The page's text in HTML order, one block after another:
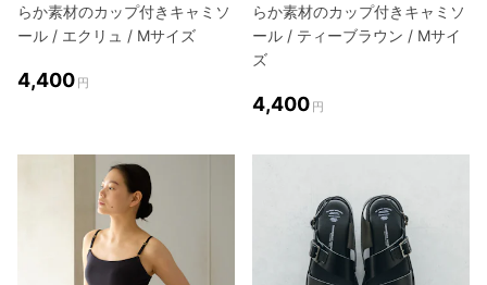
らか素材のカップ付きキャミソ
ール / エクリュ / Mサイズ
4,400 円
らか素材のカップ付きキャミソ
ール / ティーブラウン / Mサイ
ズ
4,400 円